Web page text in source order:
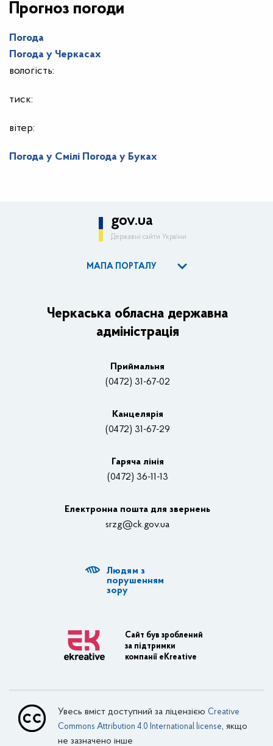
Прогноз погоди
Погода
Погода у Черкасах
вологість:
тиск:
вітер:
Погода у Смілі Погода у Буках
gov.ua
Державні сайти України
МАПА ПОРТАЛУ
Керівництво адміністрації
Основні завдання та нормативно-правові засади
Нагороди
Контакти
Відеотрансляції
Структурні підрозділи ОДА
Діяльність ОДА
Транспортна інфраструктура
Внутрішній водний транспорт
Черкаська обласна державна
адміністрація
Приймальня
(0472) 31-67-02
Канцелярiя
(0472) 31-67-29
Гаряча лінія
(0472) 36-11-13
Електронна пошта для звернень
srzg@ck.gov.ua
Людям з
порушенням
зору
Сайт був зроблений
за підтримки
компанії eKreative
Увесь вміст доступний за ліцензією Creative
Commons Attribution 4.0 International license, якщо
не зазначено інше